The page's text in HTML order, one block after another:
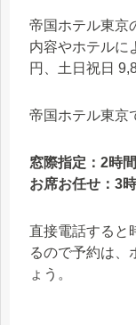
帝国ホテル東京
内容やホテルに
円、土日祝日
帝国ホテル東京
窓際指定：2時間
お席お任せ：3
直接電話すると
るので予約は、
ょう。